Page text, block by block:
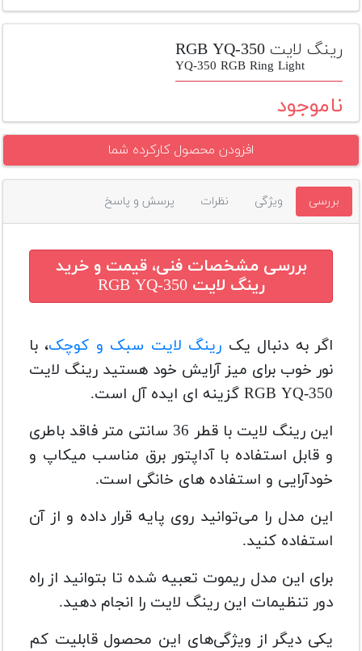
تجهیزات
مکث
پلاس
افزودن
محصول
دست
لیست
قیمت
دوربین
بله
رینگ لایت RGB YQ-350
YQ-350 RGB Ring Light
ناموجود
افزودن محصول کارکرده شما
بررسی ویژگی نظرات پرسش و پاسخ
بررسی مشخصات فنی، قیمت و خرید
رینگ لایت RGB YQ-350
اگر به دنبال یک رینگ لایت سبک و کوچک، با
نور خوب برای میز آرایش خود هستید رینگ لایت
RGB YQ-350 گزینه ای ایده آل است.
این رینگ لایت با قطر 36 سانتی متر فاقد باطری
و قابل استفاده با آداپتور برق مناسب میکاپ و
خودآرایی و استفاده های خانگی است.
این مدل را می‌توانید روی پایه قرار داده و از آن
استفاده کنید.
برای این مدل ریموت تعبیه شده تا بتوانید از راه
دور تنظیمات این رینگ لایت را انجام دهید.
یکی دیگر از ویژگی‌های این محصول قابلیت کم